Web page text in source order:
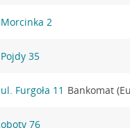
2
35
Furgoła 11 Bankomat
76